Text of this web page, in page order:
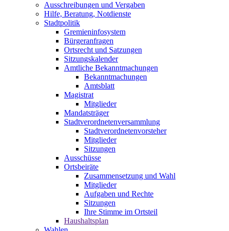
Ausschreibungen und Vergaben
Hilfe, Beratung, Notdienste
Stadtpolitik
Gremieninfosystem
Bürgeranfragen
Ortsrecht und Satzungen
Sitzungskalender
Amtliche Bekanntmachungen
Bekanntmachungen
Amtsblatt
Magistrat
Mitglieder
Mandatsträger
Stadtverordnetenversammlung
Stadtverordnetenvorsteher
Mitglieder
Sitzungen
Ausschüsse
Ortsbeiräte
Zusammensetzung und Wahl
Mitglieder
Aufgaben und Rechte
Sitzungen
Ihre Stimme im Ortsteil
Haushaltsplan